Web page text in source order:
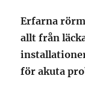
Erfarna
allt från
för akuta